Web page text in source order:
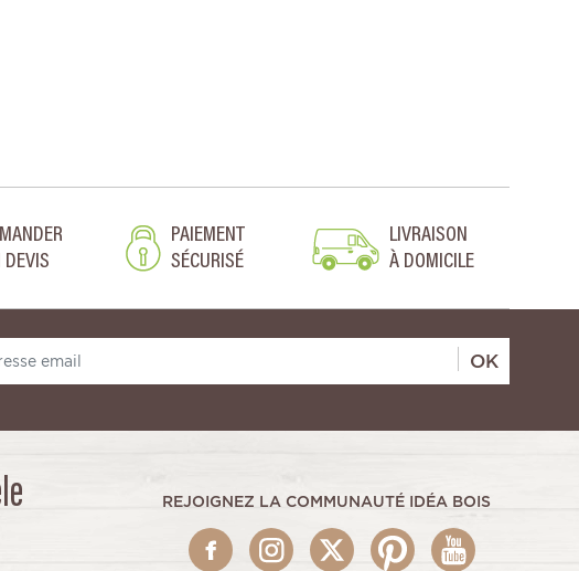
DEVIS
PAIEMENT
SÉCURISÉ
LIVRAISON
À DOMICILE
OK
REJOIGNEZ LA COMMUNAUTÉ IDÉA BOIS